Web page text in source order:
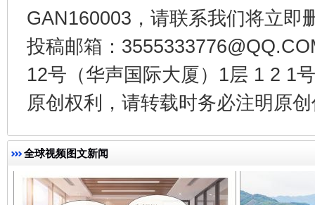
GAN160003，请联系我们将立即
投稿邮箱：
12号（华声国际大厦）1层 1 2 1
原创权利，请转载时务必注明原
全球视频图文新闻
千年窑火 生生不息 一